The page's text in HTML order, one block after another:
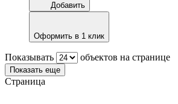
Добавить
Оформить в 1 клик
Показывать объектов на странице
Показать еще
Страница